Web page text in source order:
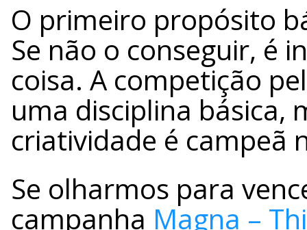
O primeiro propósito
Se não o conseguir, é
coisa. A competição
uma disciplina básica,
criatividade é campeã
Se olharmos para
campanha Magna –